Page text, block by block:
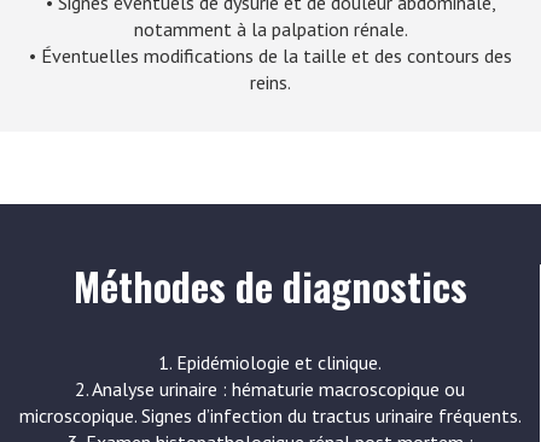
notamment à la palpation rénale.
• Éventuelles modifications de la taille et des contours des
reins.
Méthodes de diagnostics
1. Epidémiologie et clinique.
2. Analyse urinaire : hématurie macroscopique ou
microscopique. Signes d’infection du tractus urinaire fréquents.